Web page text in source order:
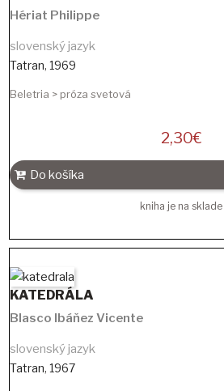
Hériat Philippe
slovenský jazyk
Tatran, 1969
Beletria > próza svetová
2,30€
Do košíka
kniha je na sklade
KATEDRÁLA
Blasco Ibáňez Vicente
slovenský jazyk
Tatran, 1967